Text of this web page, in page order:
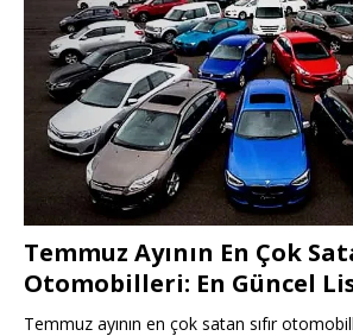
Temmuz Ayının En Çok
Otomobilleri: En Güncel
Temmuz ayının en çok satan sıfır